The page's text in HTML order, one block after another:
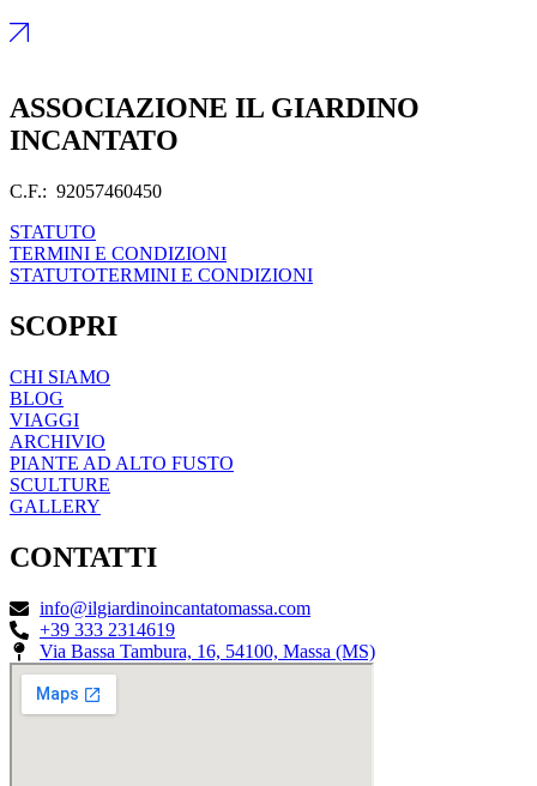
ASSOCIAZIONE IL GIARDINO
INCANTATO
C.F.: 92057460450
STATUTO
TERMINI E CONDIZIONI
STATUTOTERMINI E CONDIZIONI
SCOPRI
CHI SIAMO
BLOG
VIAGGI
ARCHIVIO
PIANTE AD ALTO FUSTO
SCULTURE
GALLERY
CONTATTI
info@ilgiardinoincantatomassa.com
+39 333 2314619
Via Bassa Tambura, 16, 54100, Massa (MS)